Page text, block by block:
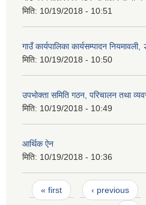
मिति: 10/19/2018 - 10:51
गाउँ कार्यपालिका कार्यसम्पादन
मिति: 10/19/2018 - 10:50
उपभोक्ता समिति गठन, परिचालन तथा
मिति: 10/19/2018 - 10:49
आर्थिक ऐन
मिति: 10/19/2018 - 10:36
Pages
« first ‹ previous